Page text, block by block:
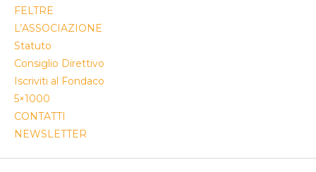
FELTRE
L’ASSOCIAZIONE
Statuto
Consiglio Direttivo
Iscriviti al Fondaco
5×1000
CONTATTI
NEWSLETTER